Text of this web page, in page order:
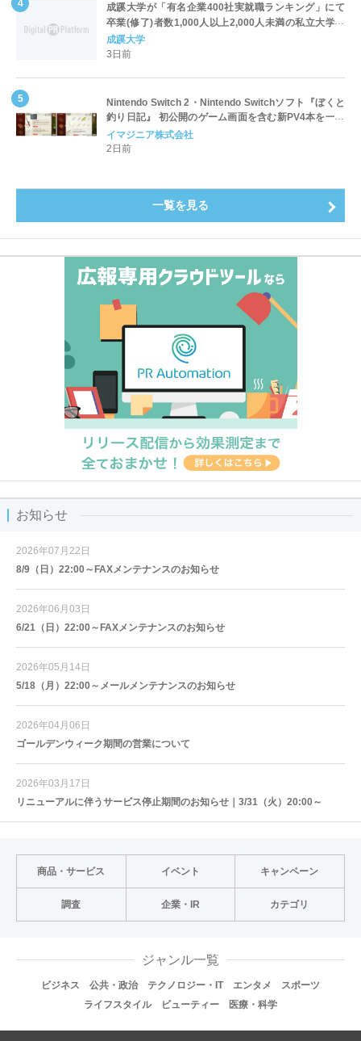
成蹊大学が「有名企業400社実就職ランキング」にて
卒業(修了)者数1,000人以上2,000人未満の私立大学で
全国第1位を獲得！～実就職率は26.5%（前年比＋
4.3pt）に伸長、東京の私立大学でも10位にランクイン
成蹊大学
3日前
Nintendo Switch 2・Nintendo Switchソフト『ぼくと
釣り日記』 初公開のゲーム画面を含む新PV4本を一挙
公開！
イマジニア株式会社
2日前
一覧を見る
お知らせ
2026年07月22日
8/9（日）22:00～FAXメンテナンスのお知らせ
2026年06月03日
6/21（日）22:00～FAXメンテナンスのお知らせ
2026年05月14日
5/18（月）22:00～メールメンテナンスのお知らせ
2026年04月06日
ゴールデンウィーク期間の営業について
2026年03月17日
リニューアルに伴うサービス停止期間のお知らせ｜3/31（火）20:00～
商品・サービス イベント キャンペーン
調査 企業・IR カテゴリ
ジャンル一覧
ビジネス 公共・政治 テクノロジー・IT エンタメ
スポーツ
ライフスタイル
ビューティー 医療・科学